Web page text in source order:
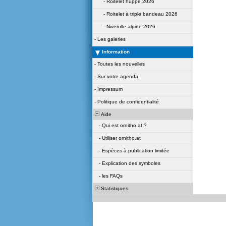
- Roitelet huppé 2026
- Roitelet à triple bandeau 2026
- Niverolle alpine 2026
- Les galeries
Information
- Toutes les nouvelles
- Sur votre agenda
- Impressum
- Politique de confidentialité
Aide
- Qui est ornitho.at ?
- Utiliser ornitho.at
- Espèces à publication limitée
- Explication des symboles
- les FAQs
Statistiques